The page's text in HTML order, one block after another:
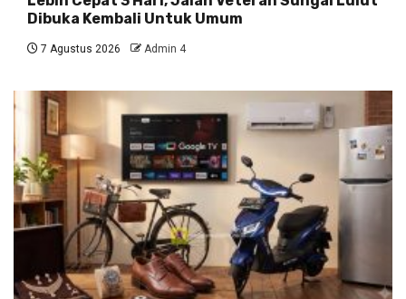
Dibuka Kembali Untuk Umum
7 Agustus 2026 Admin 4